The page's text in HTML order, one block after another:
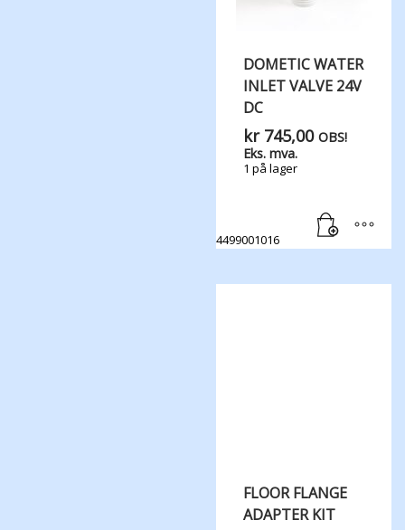
DOMETIC WATER​
INLET ​VALVE ​24V
DC
kr745,00 OBS!
Eks. mva.
1 på lager
4499001016
FLOOR FLANGE
ADAPTER KIT